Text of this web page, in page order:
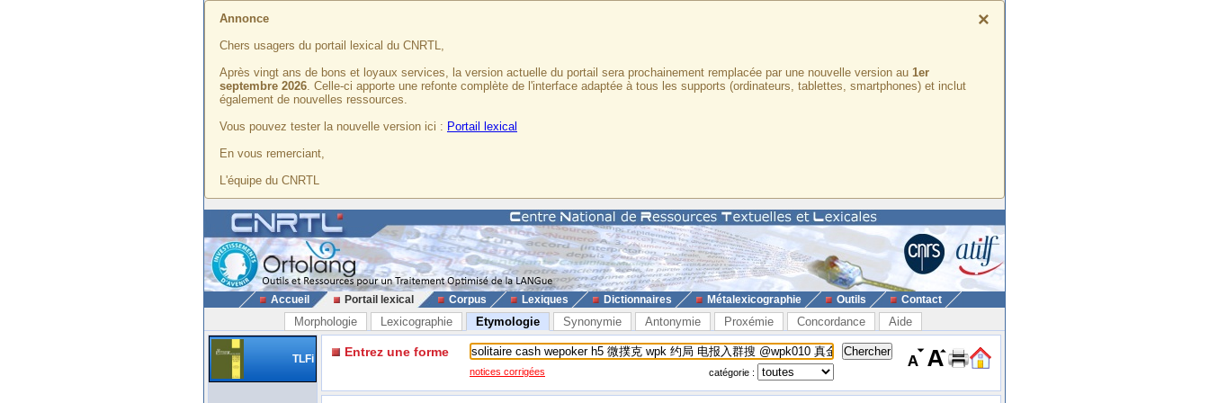
×
Annonce
Chers usagers du portail lexical du CNRTL,
Après vingt ans de bons et loyaux services, la version actuelle du portail sera prochainement remplacée par une nouvelle version au 1er
septembre 2026. Celle-ci apporte une refonte complète de l'interface adaptée à tous les supports (ordinateurs, tablettes, smartphones) et inclut
également de nouvelles ressources.
Vous pouvez tester la nouvelle version ici : Portail lexical
En vous remerciant,
L'équipe du CNRTL
Accueil Portail lexical Corpus Lexiques Dictionnaires Métalexicographie Outils Contact
Morphologie Lexicographie Etymologie Synonymie Antonymie Proxémie Concordance Aide
TLFi Entrez une forme
notices corrigées catégorie :